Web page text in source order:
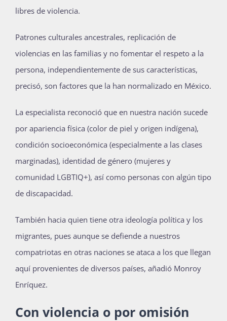
libres de violencia.
Patrones culturales ancestrales, replicación de
violencias en las familias y no fomentar el respeto a la
persona, independientemente de sus características,
precisó, son factores que la han normalizado en México.
La especialista reconoció que en nuestra nación sucede
por apariencia física (color de piel y origen indígena),
condición socioeconómica (especialmente a las clases
marginadas), identidad de género (mujeres y
comunidad LGBTIQ+), así como personas con algún tipo
de discapacidad.
También hacia quien tiene otra ideología política y los
migrantes, pues aunque se defiende a nuestros
compatriotas en otras naciones se ataca a los que llegan
aquí provenientes de diversos países, añadió Monroy
Enríquez.
Con violencia o por omisión